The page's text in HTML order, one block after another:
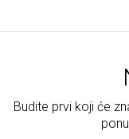
Budite prvi koji će